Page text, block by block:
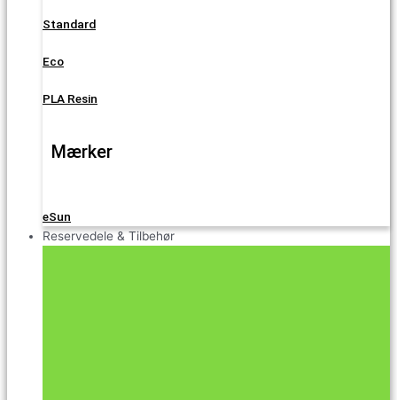
Standard
Eco
PLA Resin
Mærker
eSun
Reservedele & Tilbehør